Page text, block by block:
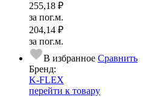
255,18 ₽
за пог.м.
204,14 ₽
за пог.м.
В избранное Сравнить
Бренд:
K-FLEX
перейти к товару